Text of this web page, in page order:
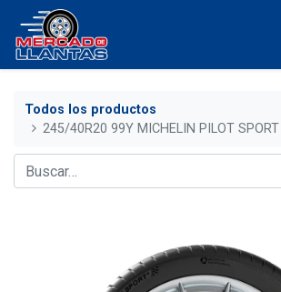
Todos los productos
245/40R20 99Y MICHELIN PILOT